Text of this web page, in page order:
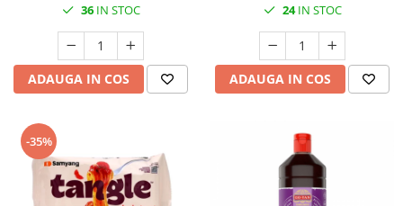
36IN STOC
ADAUGA IN COS
24IN STOC
ADAUGA IN COS
-35%